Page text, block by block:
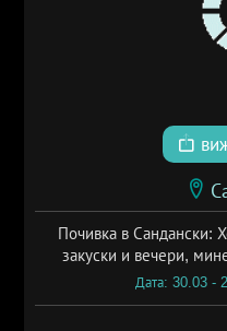
Почивка в Сандански:
закуски и вечери,
Дата: 30.03 -